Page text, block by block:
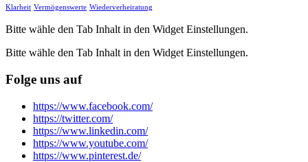
Klarheit Vermögenswerte Wiederverheiratung
Bitte wähle den Tab Inhalt in den Widget Einstellungen.
Bitte wähle den Tab Inhalt in den Widget Einstellungen.
Folge uns auf
https://www.facebook.com/
https://twitter.com/
https://www.linkedin.com/
https://www.youtube.com/
https://www.pinterest.de/